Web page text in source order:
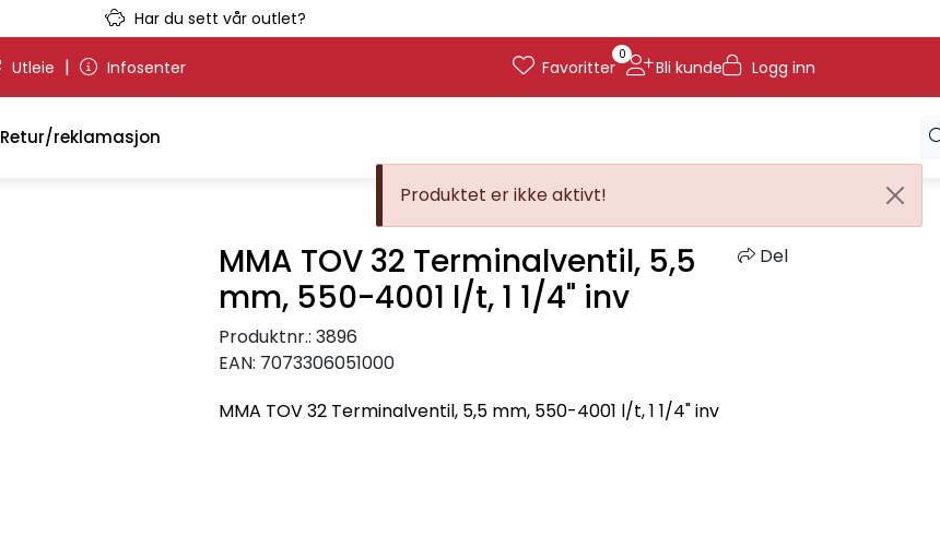
Har du sett vår outlet?
Utleie | Infosenter
0
Favoritter Bli kunde Logg inn
Retur/reklamasjon
Produktet er ikke aktivt!
MMA TOV 32 Terminalventil, 5,5
mm, 550-4001 l/t, 1 1/4" inv
Produktnr.: 3896
EAN: 7073306051000
Del
MMA TOV 32 Terminalventil, 5,5 mm, 550-4001 l/t, 1 1/4" inv